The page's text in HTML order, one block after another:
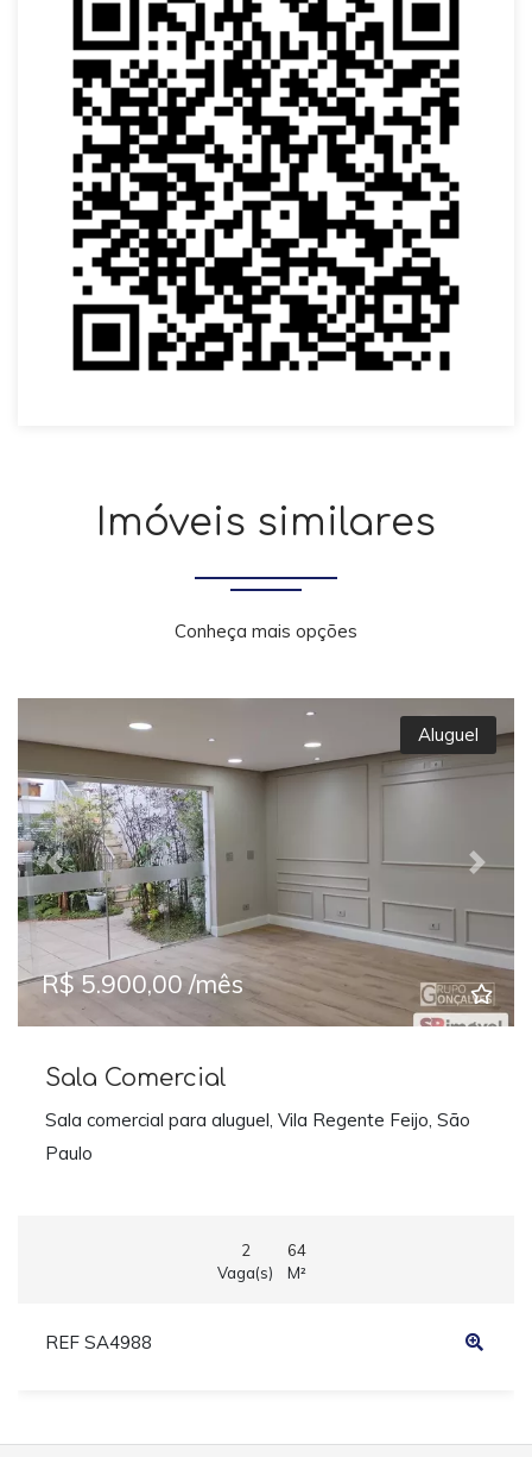
Imóveis similares
Conheça mais opções
Previous Next
Aluguel
R$ 5.900,00 /mês
Sala Comercial
Sala comercial para aluguel, Vila Regente Feijo, São
Paulo
2
Vaga(s)
64
M²
REF SA4988